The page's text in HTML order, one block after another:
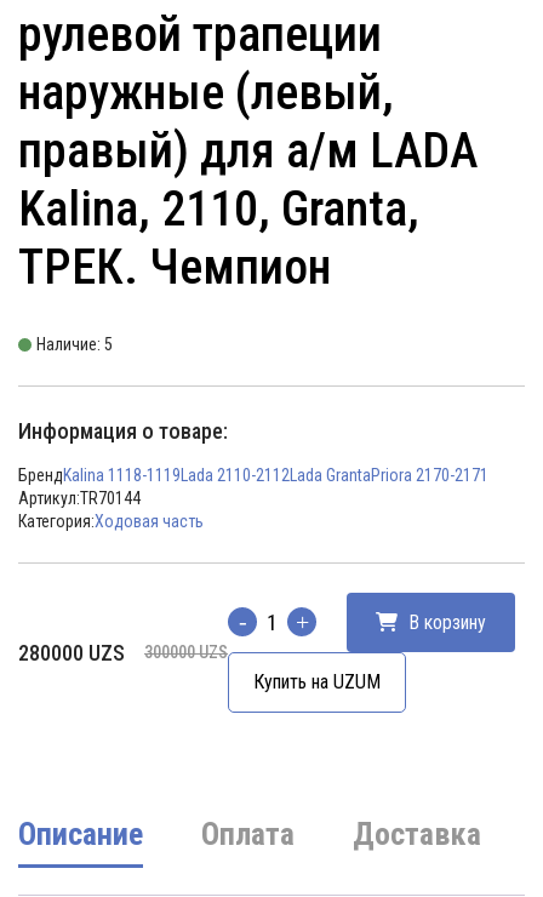
рулевой трапеции
наружные (левый,
правый) для а/м LADA
Kalina, 2110, Granta,
ТРЕК. Чемпион
Наличие: 5
Информация о товаре:
БрендKalina 1118-1119 Lada 2110-2112 Lada GrantaPriora 2170-2171
Артикул:TR70144
Категория:Ходовая часть
300000UZS
Первоначальная
280000 UZS
Текущая
Количество В корзину
Купить на UZUM
Описание Оплата Доставка